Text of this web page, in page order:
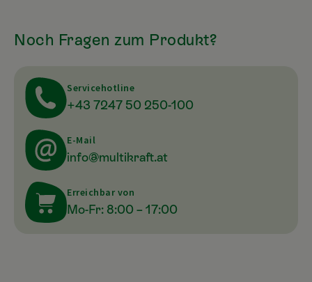
Noch Fragen zum Produkt?
Servicehotline
+43 7247 50 250-100
E-Mail
info@multikraft.at
Erreichbar von
Mo-Fr: 8:00 – 17:00